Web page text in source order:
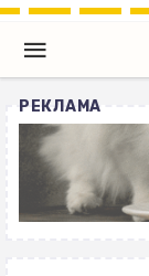
РЕКЛАМА